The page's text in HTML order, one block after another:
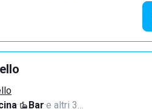
· Bar·e altri 3…